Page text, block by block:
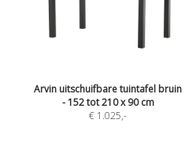
Arvin uitschuifbare tuintafel bruin
- 152 tot 210 x 90 cm
€ 1.025,-